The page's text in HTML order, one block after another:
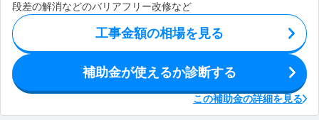
段差の解消などのバリアフリー改修など
工事金額の相場を見る
補助金が使えるか診断する
この補助金の詳細を見る